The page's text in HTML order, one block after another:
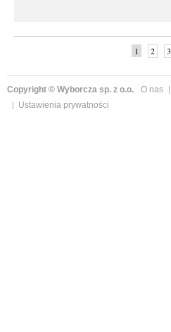
1 2 3
Copyright © Wyborcza sp. z o.o. O nas
Ustawienia prywatności